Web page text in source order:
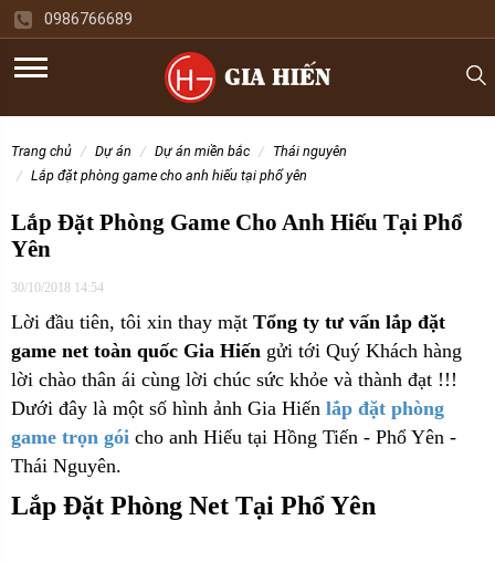
0986766689
trang chủ dự án dự án miền bắc
thái nguyên
lắp đặt phòng game cho anh hiếu tại phổ yên
Lắp Đặt Phòng Game Cho Anh Hiếu Tại Phổ
Yên
30/10/2018 14:54
Lời đầu tiên, tôi xin thay mặt Tổng ty tư vấn lắp đặt
game net toàn quốc Gia Hiến gửi tới Quý Khách hàng
lời chào thân ái cùng lời chúc sức khỏe và thành đạt !!!
Dưới đây là một số hình ảnh Gia Hiến lắp đặt phòng
game trọn gói cho anh Hiếu tại Hồng Tiến - Phổ Yên -
Thái Nguyên.
Lắp Đặt Phòng Net Tại Phổ Yên